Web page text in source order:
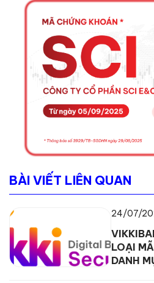
BÀI VIẾT LIÊN QUAN
24/07/
LOẠI
DANH